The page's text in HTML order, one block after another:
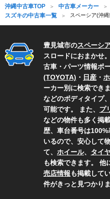
沖縄中古車TOP 中古車メーカー
スズキの中古車一覧
スペーシア(沖
豊見城市のスペーシ
スロードにおまかせ
古車・パーツ情報ポ
(TOYOTA) ・ 日産 ・
ーカー別に検索でき
などのボディタイプ
可能です。 また、 プ
などの物件も多く掲
歴、車台番号は
いるので、安心して
て、 ホイール、 タイ
も検索できます。 他
売店情報も掲載して
件がきっと見つかりま